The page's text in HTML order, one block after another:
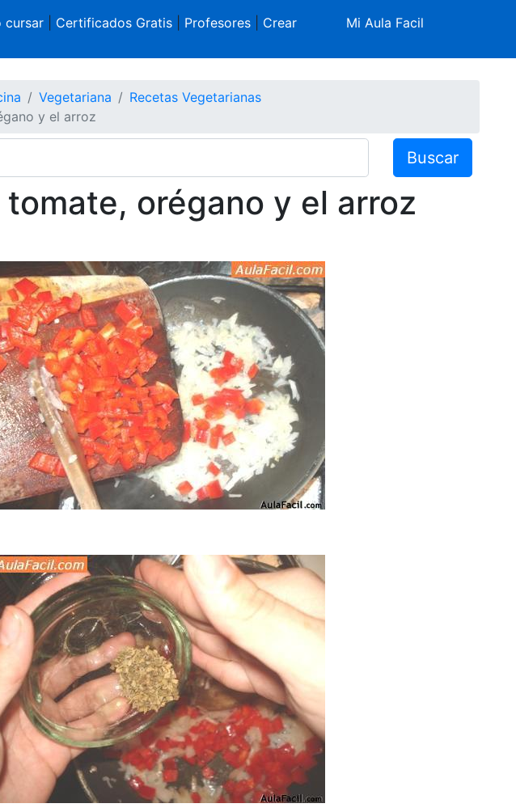
cursar| Certificados Gratis| Profesores| Crear
Mi Aula Facil
Vegetariana
Recetas Vegetarianas
y el arroz
Buscar
orégano y el arroz